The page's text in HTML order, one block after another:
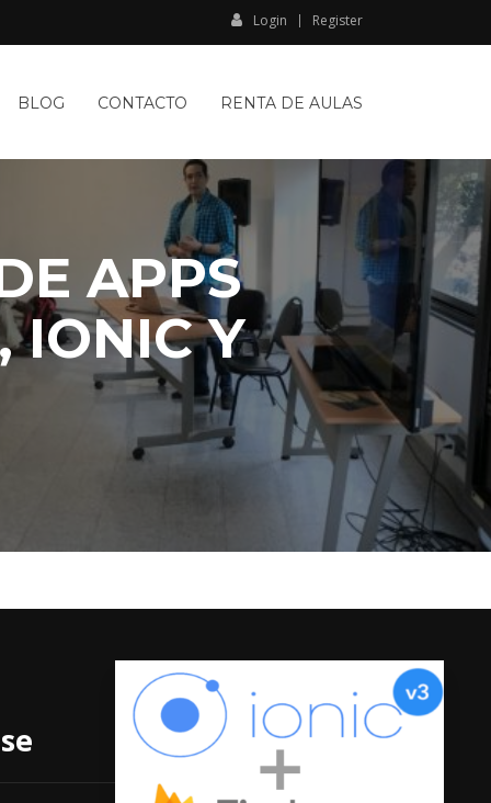
Login Register
BLOG CONTACTO RENTA DE AULAS
APPS
IONIC Y